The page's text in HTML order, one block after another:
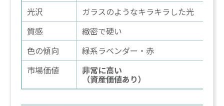
光沢 ガラスのようなキラキラした光
質感
緻密で硬い
色の傾向
緑系ラベンダー・赤
市場価値
非常に高い
（資産価値あり）